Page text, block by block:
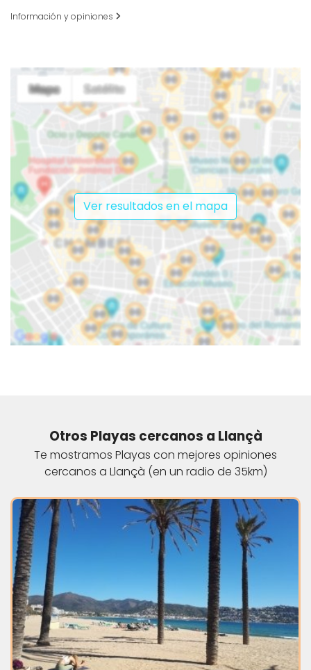
Información y opiniones
Ver resultados en el mapa
Otros Playas cercanos a Llançà
Te mostramos Playas con mejores opiniones
cercanos a Llançà (en un radio de 35km)